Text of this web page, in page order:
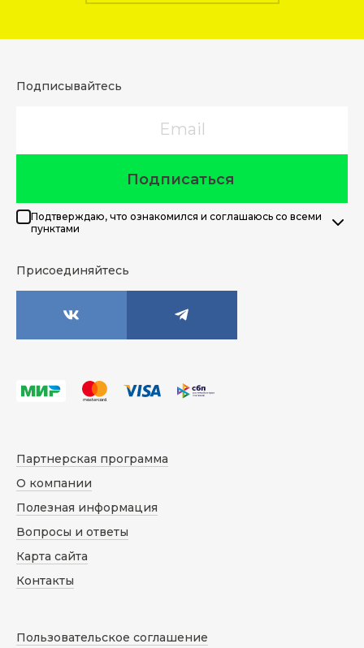
Подписывайтесь
Подписаться
Подтверждаю, что ознакомился и соглашаюсь со всеми
пунктами
Присоединяйтесь
Партнерская программа
О компании
Полезная информация
Вопросы и ответы
Карта сайта
Контакты
Пользовательское соглашение